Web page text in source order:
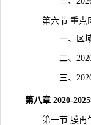
第六节 重点区
一、区域市
二、2020-
三、2026-
第八章 2020-
第一节 膜再